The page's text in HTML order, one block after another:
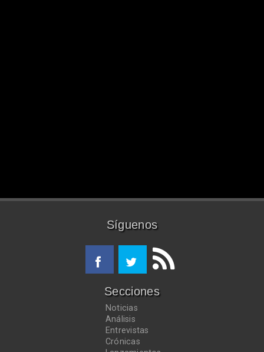
Síguenos
Secciones
Noticias
Análisis
Entrevistas
Crónicas